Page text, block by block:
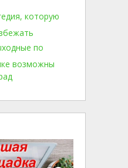
которую
по
возможны